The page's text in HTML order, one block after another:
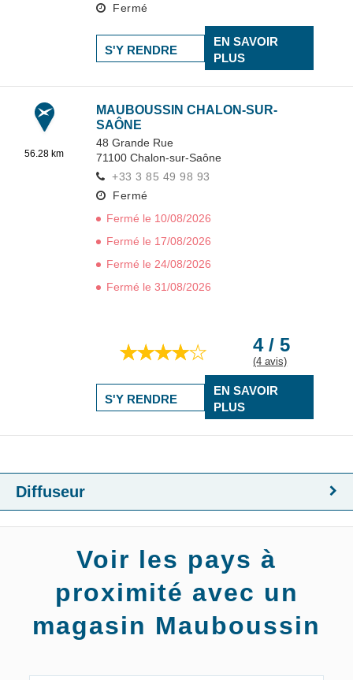
Fermé
EN SAVOIR
PLUS
S'Y RENDRE
56.28 km
MAUBOUSSIN CHALON-SUR-
SAÔNE
48 Grande Rue
71100 Chalon-sur-Saône
+33 3 85 49 98 93
Fermé
Fermé le 10/08/2026
Fermé le 17/08/2026
Fermé le 24/08/2026
Fermé le 31/08/2026
4 / 5
(4 avis)
EN SAVOIR
PLUS
S'Y RENDRE
Diffuseur
Voir les pays à
proximité avec un
magasin Mauboussin